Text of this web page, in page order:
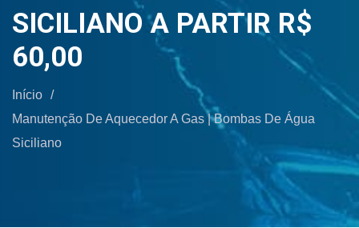
SICILIANO A PARTIR R$
60,00
Início /
Manutenção De Aquecedor A Gas | Bombas De Água
Siciliano